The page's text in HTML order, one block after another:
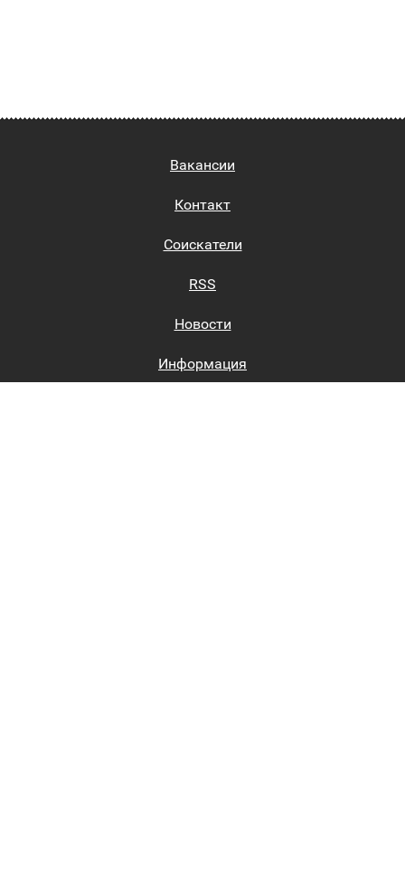
Вакансии
Контакт
Соискатели
RSS
Новости
Информация